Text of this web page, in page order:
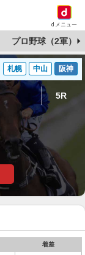
dメニュー
プロ野球（2軍）
札幌 中山 阪神
5R
着差